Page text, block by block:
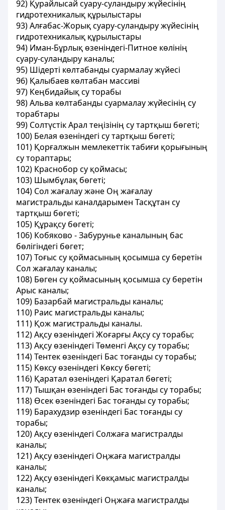
92) Қурайлысай суару-суландыру жүйесiнiң
гидротехникалық құрылыстары
93) Алғабас-Жорық суару-суландыру жүйесiнiң
гидротехникалық құрылыстары
94) Иман-Бұрлық өзенiндегi-Питное көлiнiң
суару-суландыру каналы;
95) Шiдертi көлтабанды суармалау жүйесi
96) Қалыбаев көлтабан массивi
97) Кеңбидайық су торабы
98) Альва көлтабанды суармалау жүйесiнiң су
торабтары
99) Солтүстік Арал теңізінің су тартқыш бөгеті;
100) Белая өзеніндегі су тартқыш бөгеті;
101) Қорғалжын мемлекеттік табиғи қорығының
су тораптары;
102) Краснобор су қоймасы;
103) Шымбұлақ бөгеті;
104) Сол жағалау және Оң жағалау
магистральды каналдарымен Тасқұтан су
тартқыш бөгеті;
105) Құрақсу бөгеті;
106) Кобяково - Забурунье каналының бас
бөлігіндегі бөгет;
107) Тоғыс су қоймасының қосымша су беретін
Сол жағалау каналы;
108) Бөген су қоймасының қосымша су беретін
Арыс каналы;
109) Базарбай магистральды каналы;
110) Раис магистральды каналы;
111) Қож магистральды каналы.
112) Ақсу өзеніндегі Жоғарғы Ақсу су торабы;
113) Ақсу өзеніндегі Төменгі Ақсу су торабы;
114) Тентек өзеніндегі Бас тоғанды су торабы;
115) Көксу өзеніндегі Көксу бөгеті;
116) Қаратал өзеніндегі Қаратал бөгеті;
117) Тышқан өзеніндегі Бас тоғанды су торабы;
118) Өсек өзеніндегі Бас тоғанды су торабы;
119) Барахудзир өзеніндегі Бас тоғанды су
торабы;
120) Ақсу өзеніндегі Солжаға магистралды
каналы;
121) Ақсу өзеніндегі Оңжаға магистралды
каналы;
122) Ақсу өзеніндегі Көкқамыс магистралды
каналы;
123) Тентек өзеніндегі Оңжаға магистралды